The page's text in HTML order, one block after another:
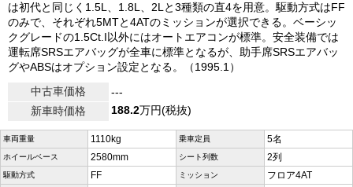
は初代と同じく1.5L、1.8L、2Lと3種類の直4を用意。駆動方式はFF
のみで、それぞれ5MTと4ATのミッションが選択できる。ベーシッ
クグレードの1.5Ct.I以外にはオートエアコンが標準。安全装備では
運転席SRSエアバッグが全車に標準となるが、助手席SRSエアバッ
グやABSはオプション設定となる。（1995.1）
中古車価格
---
新車時価格
188.2万円(税抜)
車両重量 1110kg 乗車定員 5名
ホイールベース 2580mm シート列数 2列
駆動方式 FF ミッション フロア4AT